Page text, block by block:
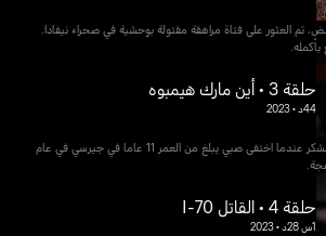
العثور على فتاة مراهقة مقتولة بوحشية في صحراء نيفادا.
حلقة 3 • أين مارك هيمبوه
44د •
2023
حدثت مأساة قبل أيام من عيد الشكر عندما اختفى صبي يبلغ من العمر 11 عاما في جيرسي في عام
حلقة 4 • القاتل I-70
1س 28د •
2023